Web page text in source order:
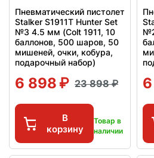
Пневматический пистолет
Stalker S1911T Hunter Set
№3 4.5 мм (Colt 1911, 10
баллонов, 500 шаров, 50
мишеней, очки, кобура,
подарочный набор)
6 898 23 898
В
корзину
Товар в
наличии